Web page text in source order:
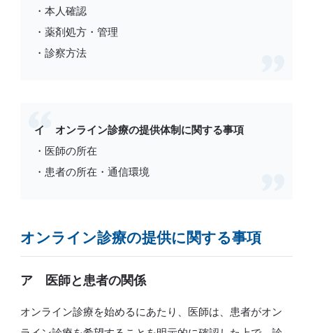
・本人確認
・薬剤処方・管理
・診察方法
イ オンライン診療の提供体制に関する事項
・医師の所在
・患者の所在・通信環境
オンライン診療の提供に関する事項
ア 医師と患者の関係
オンライン診療を始めるにあたり、医師は、患者がオン